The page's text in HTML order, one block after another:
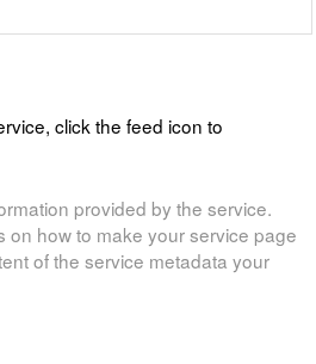
click the feed icon to
provided by the service.
on how to make your service page
of the service metadata your